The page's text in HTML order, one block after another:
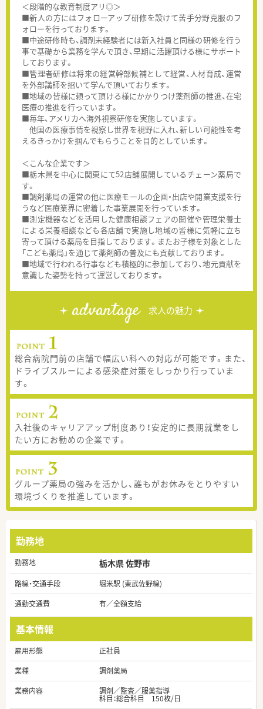
＜段階的な教育制度アリ◎＞
■新人の方にはフォローアップ研修を設けて苦手分野克服のフ
ォローを行っております。
■中途研修時も、調剤未経験者には新入社員と同様の研修を行う
事で基礎から業務を学んで頂き、早期に活躍頂ける様にサポート
しております。
■管理者研修は将来の経営幹部候補として経営、人材育成、運営
を外部講師を招いて学んで頂いております。
■地域の皆様に頼って頂ける様にかかりつけ薬剤師の推進、在宅
医療の推進を行っています。
■毎年、アメリカへ海外視察研修を実施しています。
他国の医療事情を視察し世界を視野に入れ、新しい可能性を考
えるきっかけを掴んでもらうことを目的としています。
＜こんな企業です＞
■栃木県を中心に関東にて52店舗展開しているチェーン薬局で
す。
■調剤薬局の運営の他に医療モールの企画・出店や開業支援を行
うなど医療業界に密着した事業展開を行っています。
■測定機器などを活用した健康相談フェアの開催や管理栄養士
による栄養相談なども各店舗で実施し地域の皆様に気軽に立ち
寄って頂ける薬局を目指しております。またお子様を対象とした
「こども薬局」を通じて薬剤師の普及にも貢献しております。
■地域で行われる行事なども積極的に参加しており、地元貢献を
意識した姿勢を持って運営しております。
advantage 求人の魅力
総合病院門前の店舗で幅広い科への対応が可能です。また、
ドライブスルーによる感染症対策をしっかり行っていま
す。
入社後のキャリアアップ制度あり！安定的に長期就業をし
たい方にお勧めの企業です。
グループ薬局の強みを活かし、誰もがお休みをとりやすい
環境づくりを推進しています。
勤務地
勤務地 栃木県 佐野市
路線・交通手段
堀米駅 (東武佐野線)
通勤交通費
有／全額支給
基本情報
雇用形態
正社員
業種
調剤薬局
業務内容
調剤／監査／服薬指導
科目：総合科目 150枚/日